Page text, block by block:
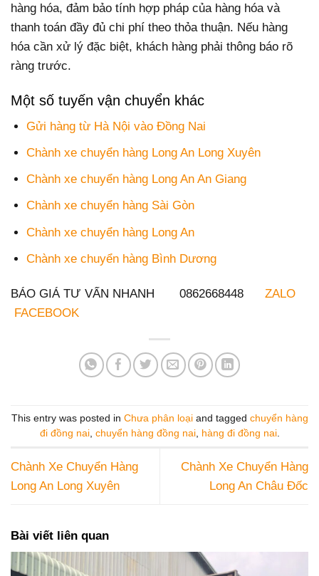
hàng hóa, đảm bảo tính hợp pháp của hàng hóa và
thanh toán đầy đủ chi phí theo thỏa thuận. Nếu hàng
hóa cần xử lý đặc biệt, khách hàng phải thông báo rõ
ràng trước.
Một số tuyến vận chuyển khác
Gửi hàng từ Hà Nội vào Đồng Nai
Chành xe chuyển hàng Long An Long Xuyên
Chành xe chuyển hàng Long An An Giang
Chành xe chuyển hàng Sài Gòn
Chành xe chuyển hàng Long An
Chành xe chuyển hàng Bình Dương
BÁO GIÁ TƯ VẤN NHANH 0862668448 ZALO
FACEBOOK
This entry was posted in Chưa phân loạiand tagged chuyển hàng
đi đồng nai, chuyển hàng đồng nai, hàng đi đồng nai.
Chành Xe Chuyển Hàng
Long An Long Xuyên
Chành Xe Chuyển Hàng
Long An Châu Đốc
Bài viết liên quan